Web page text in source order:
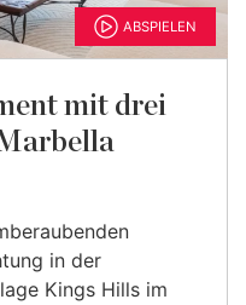
ABSPIELEN
mit drei
in der
Kings Hills im